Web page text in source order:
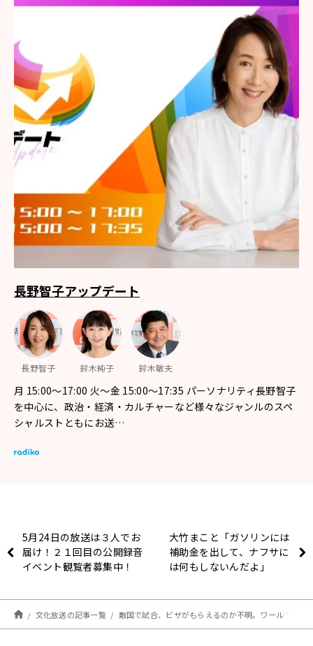
長野智子アップデート
長野智子 鈴木純子 鈴木敏夫
月 15:00～17:00 火～金 15:00～17:35 パーソナリティ長野智子
を中心に、政治・経済・カルチャーなど様々なジャンルのスペ
シャルストともにお送…
5月24日の放送は３人でお
届け！２１回目の公開録音
イベント観覧者募集中！
紘菜 Heat&Heart!』
大竹まこと「ガソリンには
補助金を出して、ナフサに
は何もしないんだよ」
文化放送の記事一覧 敵国で試合、ビザがもらえるのか不明。ワールドカップのイラン代表はどうなる